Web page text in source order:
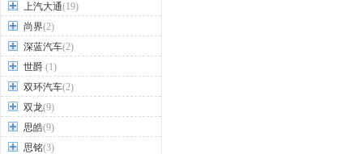
上汽大通(19)
尚界(2)
深蓝汽车(2)
世爵 (1)
双环汽车(2)
双龙(9)
思皓(9)
思铭(3)